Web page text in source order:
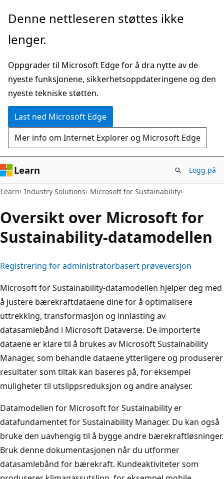
Gå
hovedinnhold
Denne nettleseren støttes ikke
lenger.
Oppgrader til Microsoft Edge for å dra nytte av de
nyeste funksjonene, sikkerhetsoppdateringene og den
nyeste tekniske støtten.
Last ned Microsoft Edge
Mer info om Internet Explorer og Microsoft Edge
Learn Logg på
Learn Industry Solutions Microsoft for Sustainability
Oversikt over Microsoft for
Sustainability-datamodellen
Registrering for administratorbasert prøveversjon
Microsoft for Sustainability-datamodellen hjelper deg med
å justere bærekraftdataene dine for å optimalisere
uttrekking, transformasjon og innlasting av
datasamlebånd i Microsoft Dataverse. De importerte
dataene er klare til å brukes av Microsoft Sustainability
Manager, som behandle dataene ytterligere og produserer
resultater som tiltak kan baseres på, for eksempel
muligheter til utslippsreduksjon og andre analyser.
Datamodellen for Microsoft for Sustainability er
datafundamentet for Sustainability Manager. Du kan også
bruke den uavhengig til å bygge andre bærekraftløsninger.
Bruk denne dokumentasjonen når du utformer
datasamlebånd for bærekraft. Kundeaktiviteter som